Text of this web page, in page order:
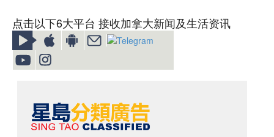
点击以下6大平台 接收加拿大新闻及生活资讯